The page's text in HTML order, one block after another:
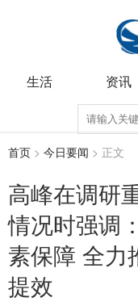
生活 资讯
首页 > 今日要闻 > 正文
高峰在调研
情况时强调
素保障 全力
提效